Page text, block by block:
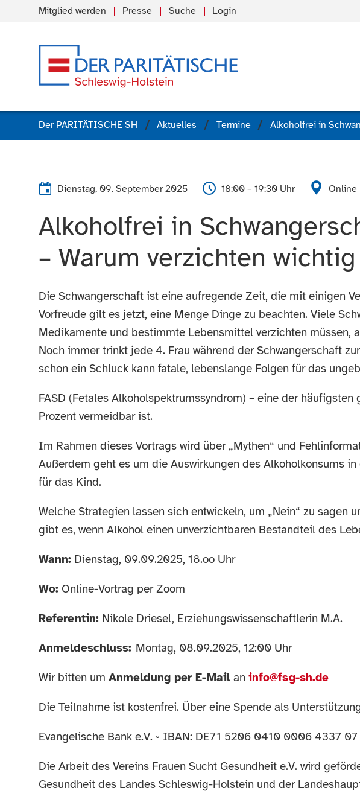
Mitglied werden Presse Suche Login
Der PARITÄTISCHE SH Aktuelles Termine
Dienstag, 09. September 2025 18:00 – 19:30 Uhr Online
Alkoholfrei in
– Warum verzichten
Die Schwangerschaft ist eine aufregende Zeit, die mit einigen
Vorfreude gilt es jetzt, eine Menge Dinge zu beachten. Viele
Medikamente und bestimmte Lebensmittel verzichten müssen,
Noch immer trinkt jede 4. Frau während der Schwangerschaft
schon ein Schluck kann fatale, lebenslange Folgen für das
FASD (Fetales Alkoholspektrumssyndrom) – eine der
Prozent vermeidbar ist.
Im Rahmen dieses Vortrags wird über „Mythen“ und
Außerdem geht es um die Auswirkungen des Alkoholkonsums
für das Kind.
Welche Strategien lassen sich entwickeln, um „Nein“ zu sagen
gibt es, wenn Alkohol einen unverzichtbaren Bestandteil des
Wann: Dienstag, 09.09.2025, 18.oo Uhr
Wo: Online-Vortrag per Zoom
Referentin: Nikole Driesel, Erziehungswissenschaftlerin M.A.
Anmeldeschluss: Montag, 08.09.2025, 12:00 Uhr
Wir bitten um Anmeldung per E-Mailan info@fsg-sh.de
Die Teilnahme ist kostenfrei. Über eine Spende als
Evangelische Bank e.V. ◦ IBAN: DE71 5206 0410 0006 4337 07
Die Arbeit des Vereins Frauen Sucht Gesundheit e.V. wird
Gesundheit des Landes Schleswig-Holstein und der